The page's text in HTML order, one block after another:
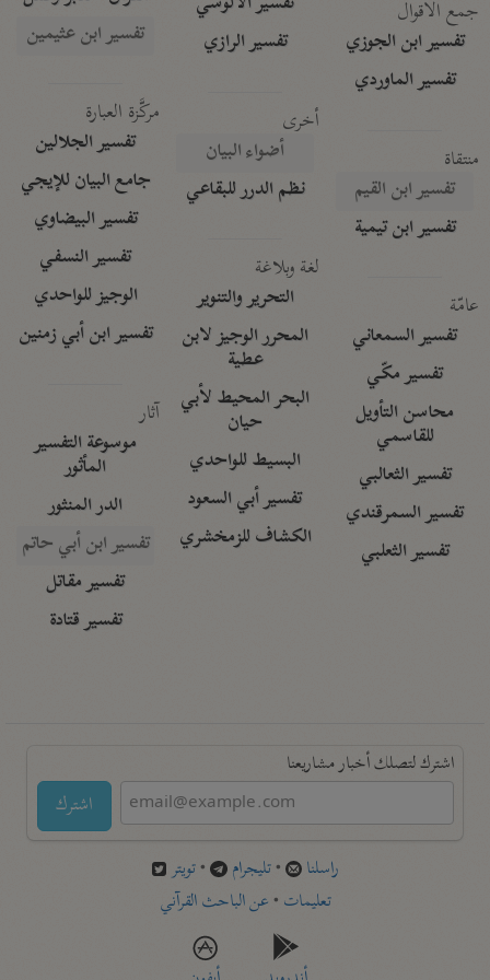
جمع الأقوال
تفسير ابن الجوزي
تفسير الماوردي
منتقاة
تفسير ابن القيم
تفسير ابن تيمية
عامّة
تفسير السمعاني
تفسير مكّي
محاسن التأويل
للقاسمي
تفسير الثعالبي
تفسير السمرقندي
تفسير الثعلبي
تفسير الرازي
أخرى
أضواء البيان
نظم الدرر للبقاعي
لغة وبلاغة
التحرير والتنوير
المحرر الوجيز لابن
عطية
البحر المحيط لأبي
حيان
البسيط للواحدي
تفسير أبي السعود
الكشاف للزمخشري
تفسير ابن عثيمين
مركَّزة العبارة
تفسير الجلالين
جامع البيان للإيجي
تفسير البيضاوي
تفسير النسفي
الوجيز للواحدي
تفسير ابن أبي زمنين
آثار
موسوعة التفسير
المأثور
الدر المنثور
تفسير ابن أبي حاتم
تفسير مقاتل
تفسير قتادة
اشترك لتصلك أخبار مشاريعنا
اشترك
راسلنا •تليجرام •تويتر
تعليمات •عن الباحث القرآني